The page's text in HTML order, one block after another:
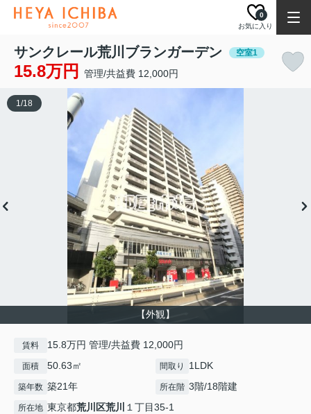
お気に入り
0
サンクレール荒川ブランガーデン 空室1
15.8万円 管理/共益費 12,000円
【外観】
1/18
賃料 15.8万円 管理/共益費 12,000円
面積 50.63㎡ 間取り 1LDK
築年数 築21年 所在階 3階/18階建
所在地 東京都荒川区荒川 １丁目35-1